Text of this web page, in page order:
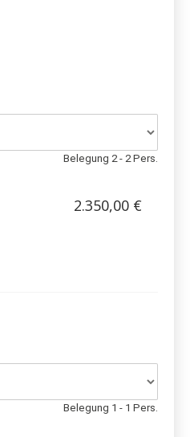
Belegung 2 - 2 Pers.
2.350,00 €
Belegung 1 - 1 Pers.